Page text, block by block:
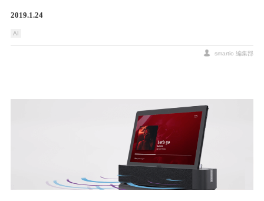
2019.1.24
AI
smartio 編集部